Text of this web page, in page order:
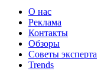
О нас
Реклама
Контакты
Обзоры
Советы эксперта
Trends